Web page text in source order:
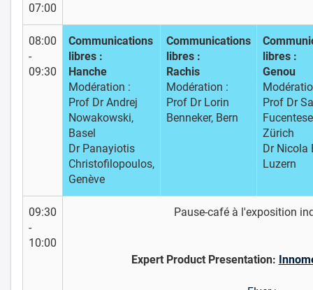
07:00
08:00
-
09:30
Communications
libres :
Hanche
Modération :
Prof Dr Andrej
Nowakowski,
Basel
Dr Panayiotis
Christofilopoulos,
Genève
Communications
libres :
Rachis
Modération :
Prof Dr Lorin
Benneker, Bern
libres :
Genou
Prof Dr
Zürich
Dr Nicola
Luzern
09:30
-
10:00
Pause-café à l'exposition
Expert Product Presentation: